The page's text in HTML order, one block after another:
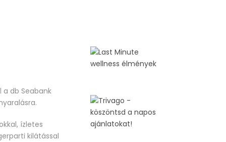
a db Seabank
ízletes
kilátással